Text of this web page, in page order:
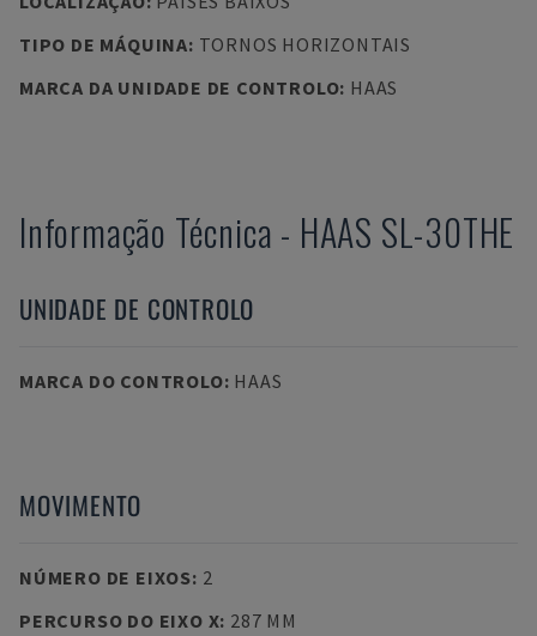
TIPO DE MÁQUINA: TORNOS HORIZONTAIS
MARCA DA UNIDADE DE CONTROLO: HAAS
Informação Técnica - HAAS SL-30THE
UNIDADE DE CONTROLO
MARCA DO CONTROLO: HAAS
MOVIMENTO
NÚMERO DE EIXOS: 2
PERCURSO DO EIXO X: 287 MM